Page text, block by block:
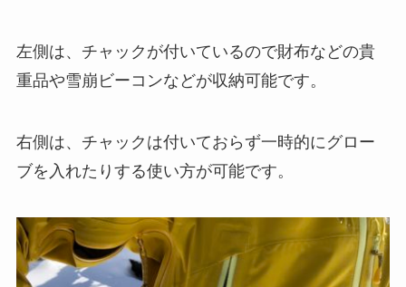
左側は、チャックが付いているので財布などの貴
重品や雪崩ビーコンなどが収納可能です。
右側は、チャックは付いておらず一時的にグロー
ブを入れたりする使い方が可能です。